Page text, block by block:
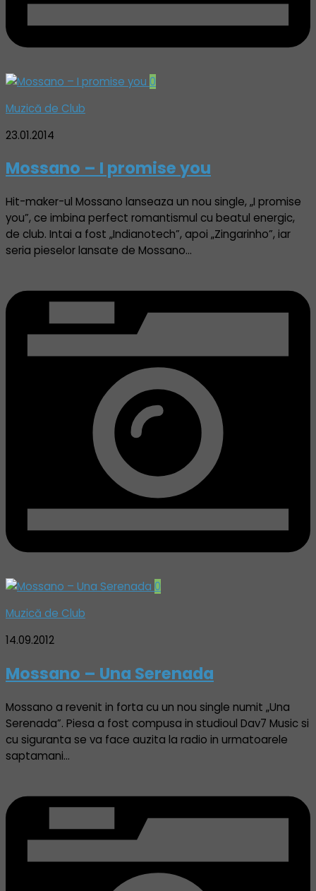
0
Muzică de Club
23.01.2014
Mossano – I promise you
Hit-maker-ul Mossano lanseaza un nou single, „I promise
you”, ce imbina perfect romantismul cu beatul energic,
de club. Intai a fost „Indianotech”, apoi „Zingarinho”, iar
seria pieselor lansate de Mossano…
0
Muzică de Club
14.09.2012
Mossano – Una Serenada
Mossano a revenit in forta cu un nou single numit „Una
Serenada”. Piesa a fost compusa in studioul Dav7 Music si
cu siguranta se va face auzita la radio in urmatoarele
saptamani…